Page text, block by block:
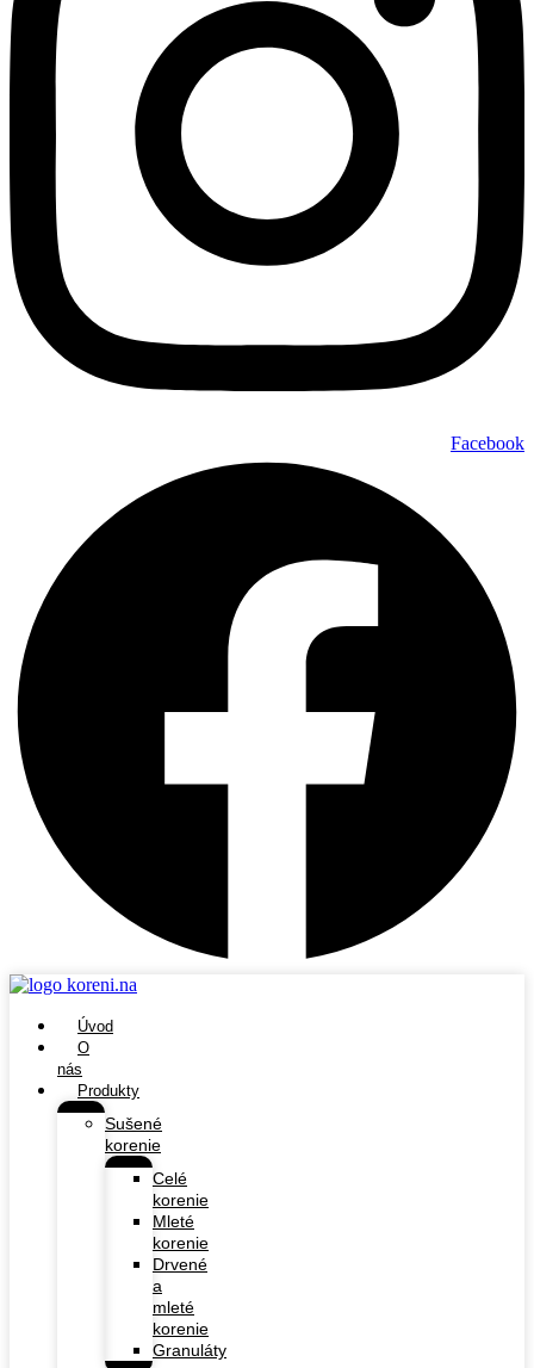
Facebook
Úvod
O
nás
Produkty
Sušené
korenie
Celé
korenie
Mleté
korenie
Drvené
a
mleté
korenie
Granuláty